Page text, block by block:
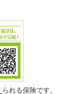
れる保険です。